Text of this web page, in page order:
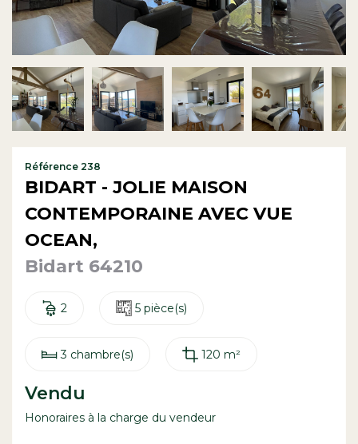
Contact
Référence 238
BIDART - JOLIE MAISON
CONTEMPORAINE AVEC VUE
OCEAN,
Bidart 64210
2 5 pièce(s)
3 chambre(s) 120 m²
Vendu
Honoraires à la charge du vendeur